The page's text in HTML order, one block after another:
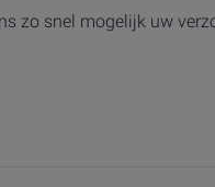
zo snel mogelijk uw